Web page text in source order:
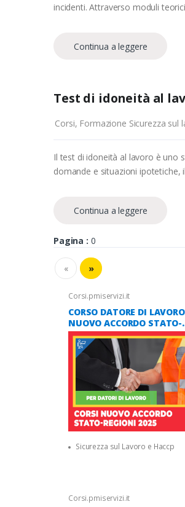
incidenti. Attraverso moduli
Continua a leggere
Test di idoneità al
Corsi, Formazione Sicurezza sul
Il test di idoneità al lavoro è uno
domande e situazioni ipotetiche,
Continua a leggere
Pagina : 0
« »
Corsi.pmiservizi.it
CORSO DATORE DI LAVORO
NUOVO ACCORDO STATO-
REGIONI 2025 (16 ORE)
Sicurezza sul Lavoro e Haccp
Corsi.pmiservizi.it